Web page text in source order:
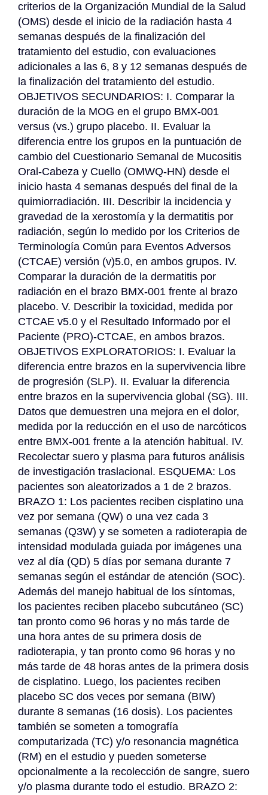
criterios de la Organización Mundial de la Salud
(OMS) desde el inicio de la radiación hasta 4
semanas después de la finalización del
tratamiento del estudio, con evaluaciones
adicionales a las 6, 8 y 12 semanas después de
la finalización del tratamiento del estudio.
OBJETIVOS SECUNDARIOS: I. Comparar la
duración de la MOG en el grupo BMX-001
versus (vs.) grupo placebo. II. Evaluar la
diferencia entre los grupos en la puntuación de
cambio del Cuestionario Semanal de Mucositis
Oral-Cabeza y Cuello (OMWQ-HN) desde el
inicio hasta 4 semanas después del final de la
quimiorradiación. III. Describir la incidencia y
gravedad de la xerostomía y la dermatitis por
radiación, según lo medido por los Criterios de
Terminología Común para Eventos Adversos
(CTCAE) versión (v)5.0, en ambos grupos. IV.
Comparar la duración de la dermatitis por
radiación en el brazo BMX-001 frente al brazo
placebo. V. Describir la toxicidad, medida por
CTCAE v5.0 y el Resultado Informado por el
Paciente (PRO)-CTCAE, en ambos brazos.
OBJETIVOS EXPLORATORIOS: I. Evaluar la
diferencia entre brazos en la supervivencia libre
de progresión (SLP). II. Evaluar la diferencia
entre brazos en la supervivencia global (SG). III.
Datos que demuestren una mejora en el dolor,
medida por la reducción en el uso de narcóticos
entre BMX-001 frente a la atención habitual. IV.
Recolectar suero y plasma para futuros análisis
de investigación traslacional. ESQUEMA: Los
pacientes son aleatorizados a 1 de 2 brazos.
BRAZO 1: Los pacientes reciben cisplatino una
vez por semana (QW) o una vez cada 3
semanas (Q3W) y se someten a radioterapia de
intensidad modulada guiada por imágenes una
vez al día (QD) 5 días por semana durante 7
semanas según el estándar de atención (SOC).
Además del manejo habitual de los síntomas,
los pacientes reciben placebo subcutáneo (SC)
tan pronto como 96 horas y no más tarde de
una hora antes de su primera dosis de
radioterapia, y tan pronto como 96 horas y no
más tarde de 48 horas antes de la primera dosis
de cisplatino. Luego, los pacientes reciben
placebo SC dos veces por semana (BIW)
durante 8 semanas (16 dosis). Los pacientes
también se someten a tomografía
computarizada (TC) y/o resonancia magnética
(RM) en el estudio y pueden someterse
opcionalmente a la recolección de sangre, suero
y/o plasma durante todo el estudio. BRAZO 2: